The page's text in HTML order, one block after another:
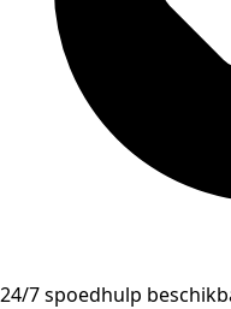
24/7 spoedhulp